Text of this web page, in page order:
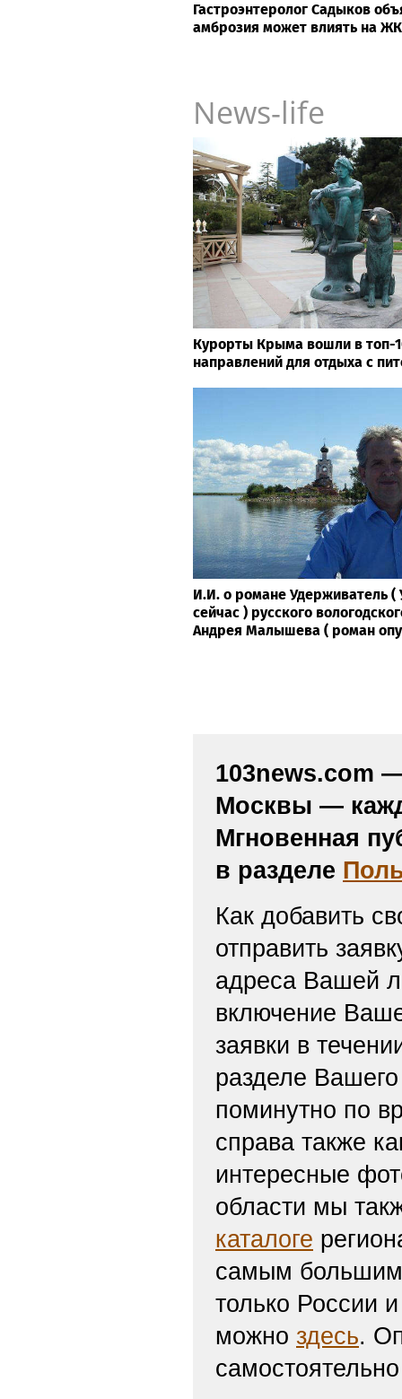
Гастроэнтеролог Садыков
амброзия может влиять на
News-life
Курорты Крыма вошли в топ-
направлений для отдыха с
И.И. о романе Удерживатель
сейчас ) русского
Андрея Малышева ( роман
103news.com
Москвы —
Мгновенная
в разделе
Как добавить
отправить
адреса Вашей
включение
заявки в
разделе
поминутно по
справа также
интересные
области мы
каталоге
самым большим
только России
можно здесь.